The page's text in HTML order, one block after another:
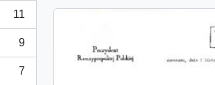
11
9
7